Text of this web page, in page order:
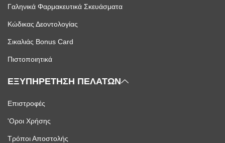
Γαληνικά Φαρμακευτικά Σκευάσματα
Κώδικας Δεοντολογίας
Σικαλιάς Bonus Card
Πιστοποιητικά
ΕΞΥΠΗΡΕΤΗΣΗ ΠΕΛΑΤΩΝ
Επιστροφές
'Οροι Χρήσης
Τρόποι Αποστολής